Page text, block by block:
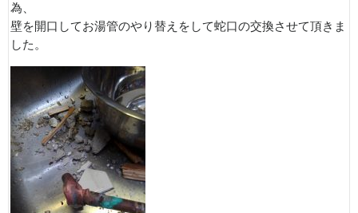
為、
壁を開口してお湯管のやり替えをして蛇口の交換させて頂きま
した。